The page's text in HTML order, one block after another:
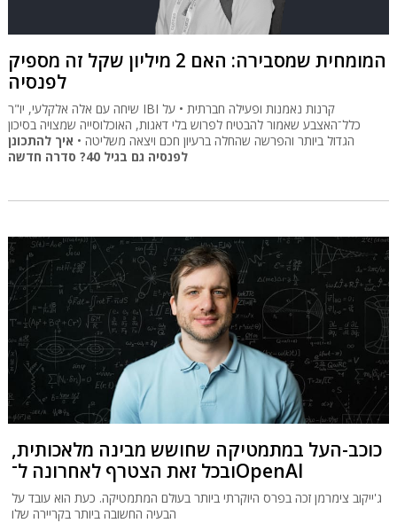
המומחית שמסבירה: האם 2 מיליון שקל זה מספיק
לפנסיה
שיחה עם אלה אלקלעי, יו"ר IBI קרנות נאמנות ופעילה חברתית • על
כלל־האצבע שאמור להבטיח לפרוש בלי דאגות, האוכלוסייה שמצויה בסיכון
הגדול ביותר והפרשה שהחלה ברעיון חכם ויצאה משליטה • איך להתכונן
לפנסיה גם בגיל 40? סדרה חדשה
כוכב-העל במתמטיקה שחושש מבינה מלאכותית,
ובכל זאת הצטרף לאחרונה ל־OpenAI
ג'ייקוב צימרמן זכה בפרס היוקרתי ביותר בעולם המתמטיקה. כעת הוא עובד על
הבעיה החשובה ביותר בקריירה שלו